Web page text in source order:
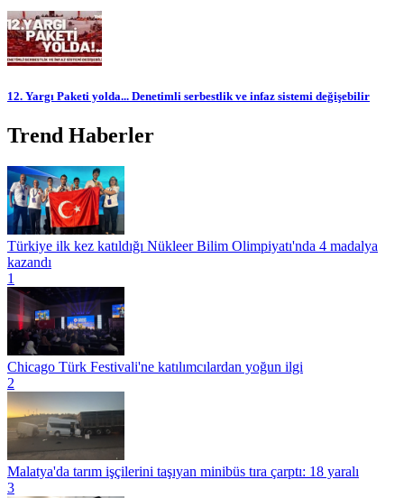
12. Yargı Paketi yolda... Denetimli serbestlik ve infaz sistemi değişebilir
Trend Haberler
Türkiye ilk kez katıldığı Nükleer Bilim Olimpiyatı'nda 4 madalya
kazandı
1
Chicago Türk Festivali'ne katılımcılardan yoğun ilgi
2
Malatya'da tarım işçilerini taşıyan minibüs tıra çarptı: 18 yaralı
3